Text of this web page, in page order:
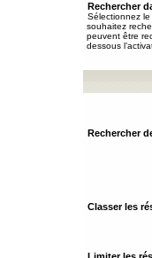
Rechercher
Sélectionnez
souhaitez
peuvent être
dessous
Rechercher
Classer les